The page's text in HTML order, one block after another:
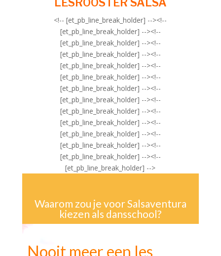
<!-- [et_pb_line_break_holder] --><!--
[et_pb_line_break_holder] --><!--
[et_pb_line_break_holder] --><!--
[et_pb_line_break_holder] --><!--
[et_pb_line_break_holder] --><!--
[et_pb_line_break_holder] --><!--
[et_pb_line_break_holder] --><!--
[et_pb_line_break_holder] --><!--
[et_pb_line_break_holder] --><!--
[et_pb_line_break_holder] --><!--
[et_pb_line_break_holder] --><!--
[et_pb_line_break_holder] --><!--
[et_pb_line_break_holder] --><!--
[et_pb_line_break_holder] -->
Waarom zou je voor Salsaventura
kiezen als dansschool?
Nooit meer een les